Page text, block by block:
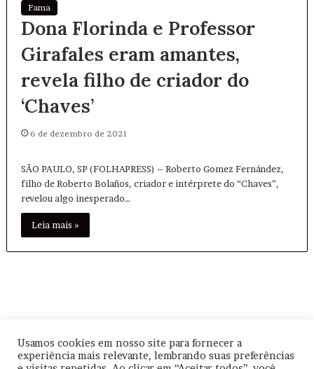
Fama
Dona Florinda e Professor
Girafales eram amantes,
revela filho de criador do
‘Chaves’
6 de dezembro de 2021
SÃO PAULO, SP (FOLHAPRESS) – Roberto Gomez Fernández,
filho de Roberto Bolaños, criador e intérprete do “Chaves”,
revelou algo inesperado…
Leia mais »
© Copyright2026, Todos os direitos reservados | |Termos de
Usamos cookies em nosso site para fornecer a
experiência mais relevante, lembrando suas preferências